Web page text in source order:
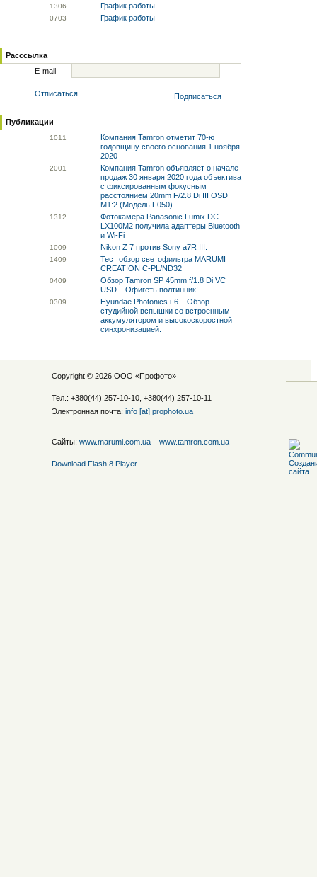
1306 График работы
0703 График работы
Расссылка
E-mail
Отписаться Подписаться
Публикации
1011
Компания Tamron отметит 70-ю
годовщину своего основания 1 ноября
2020
2001
Компания Tamron объявляет о начале
продаж 30 января 2020 года объектива
с фиксированным фокусным
расстоянием 20mm F/2.8 Di III OSD
M1:2 (Модель F050)
1312
Фотокамера Panasonic Lumix DC-
LX100M2 получила адаптеры Bluetooth
и Wi-Fi
1009 Nikon Z 7 против Sony a7R III.
1409
Тест обзор светофильтра MARUMI
CREATION C-PL/ND32
0409
Обзор Tamron SP 45mm f/1.8 Di VC
USD – Офигеть полтинник!
0309
Hyundae Photonics i-6 – Обзор
студийной вспышки со встроенным
аккумулятором и высокоскоростной
синхронизацией.
Copyright © 2026 ООО «Профото»
Тел.: +380(44) 257-10-10, +380(44) 257-10-11
Электронная почта: info [at] prophoto.ua
Сайты: www.marumi.com.ua www.tamron.com.ua
Download Flash 8 Player